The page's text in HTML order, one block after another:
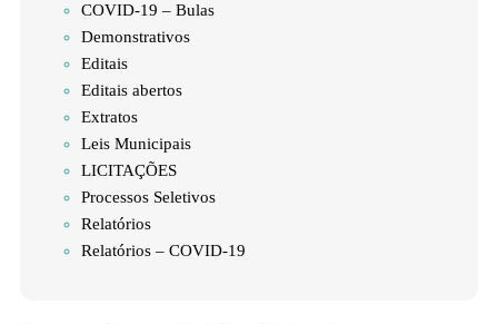
COVID-19 – Bulas
Demonstrativos
Editais
Editais abertos
Extratos
Leis Municipais
LICITAÇÕES
Processos Seletivos
Relatórios
Relatórios – COVID-19